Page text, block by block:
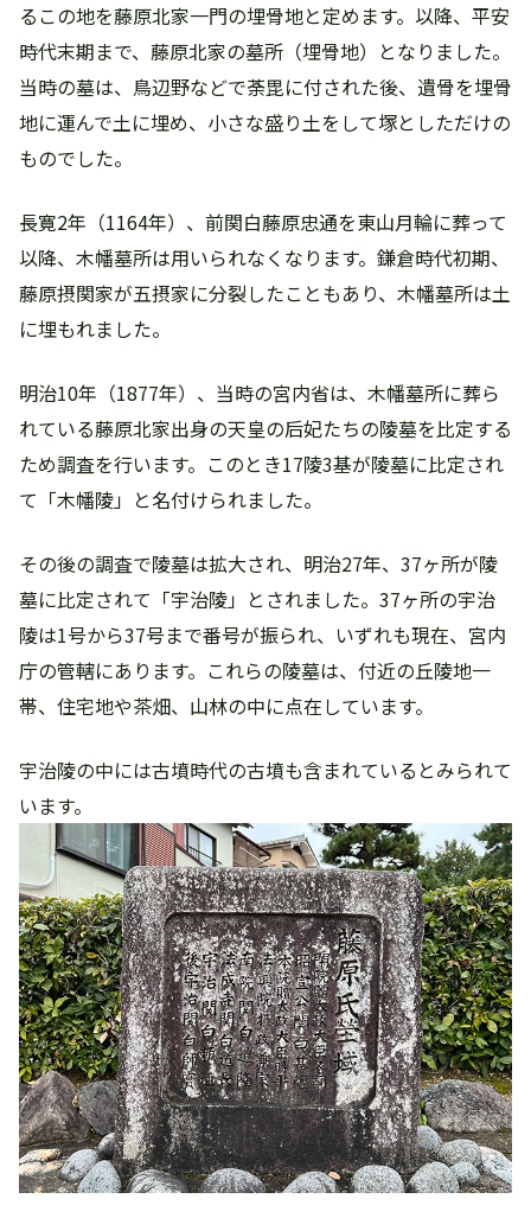
るこの地を藤原北家一門の埋骨地と定めます。以降、平安
時代末期まで、藤原北家の墓所（埋骨地）となりました。
当時の墓は、鳥辺野などで荼毘に付された後、遺骨を埋骨
地に運んで土に埋め、小さな盛り土をして塚としただけの
ものでした。
長寛2年（1164年）、前関白藤原忠通を東山月輪に葬って
以降、木幡墓所は用いられなくなります。鎌倉時代初期、
藤原摂関家が五摂家に分裂したこともあり、木幡墓所は土
に埋もれました。
明治10年（1877年）、当時の宮内省は、木幡墓所に葬ら
れている藤原北家出身の天皇の后妃たちの陵墓を比定する
ため調査を行います。このとき17陵3基が陵墓に比定され
て「木幡陵」と名付けられました。
その後の調査で陵墓は拡大され、明治27年、37ヶ所が陵
墓に比定されて「宇治陵」とされました。37ヶ所の宇治
陵は1号から37号まで番号が振られ、いずれも現在、宮内
庁の管轄にあります。これらの陵墓は、付近の丘陵地一
帯、住宅地や茶畑、山林の中に点在しています。
宇治陵の中には古墳時代の古墳も含まれているとみられて
います。